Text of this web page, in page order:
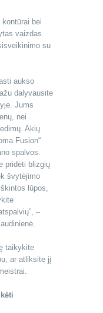
bei
vaizdas.
su
aukso
dalyvausite
Jums
nei
Akių
Fusion“
spalvos.
pridėti blizgių
švytėjimo
lūpos,
–
taikykite
ar atliksite jį